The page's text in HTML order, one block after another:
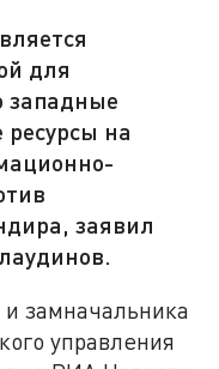
для
западные
на
заявил
замначальника
управления